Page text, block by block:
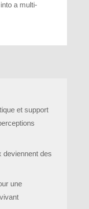
a multi-
et support
deviennent des
une